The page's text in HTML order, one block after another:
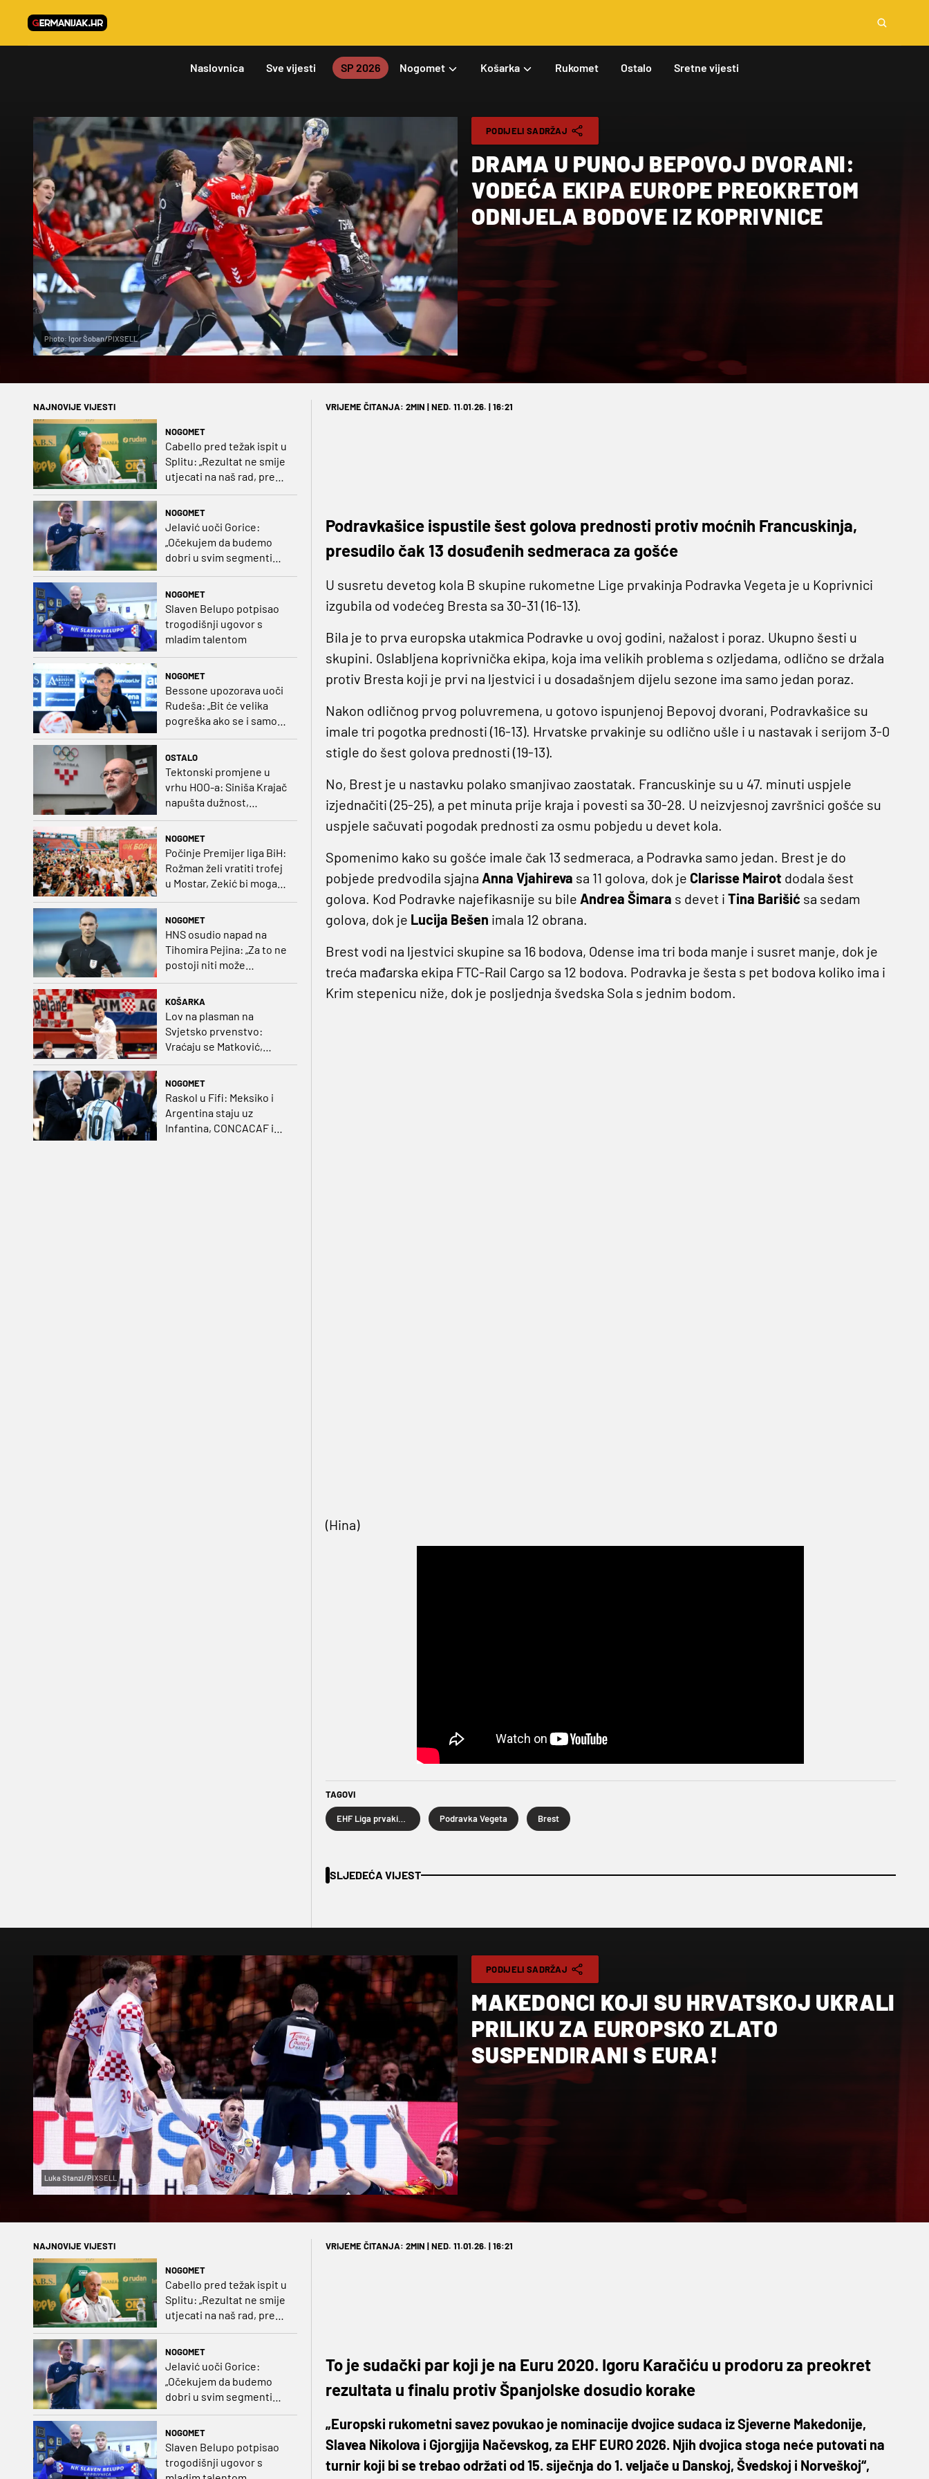
Naslovnica Sve vijesti SP 2026 Nogomet Košarka Rukomet Ostalo Sretne vijesti
Photo: Igor Šoban/PIXSELL
PODIJELI SADRŽAJ
DRAMA U PUNOJ BEPOVOJ DVORANI:
VODEĆA EKIPA EUROPE PREOKRETOM
ODNIJELA BODOVE IZ KOPRIVNICE
NAJNOVIJE VIJESTI
NOGOMET
Cabello pred težak ispit u
Splitu: „Rezultat ne smije
utjecati na naš rad, pred
NOGOMET
Jelavić uoči Gorice:
„Očekujem da budemo
dobri u svim segmentima
NOGOMET
Slaven Belupo potpisao
trogodišnji ugovor s
mladim talentom
NOGOMET
Bessone upozorava uoči
Rudeša: „Bit će velika
pogreška ako se i samo
malo opustimo“
OSTALO
Tektonski promjene u
vrhu HOO-a: Siniša Krajač
napušta dužnost,
NOGOMET
Počinje Premijer liga BiH:
Rožman želi vratiti trofej
u Mostar, Zekić bi mogao
NOGOMET
HNS osudio napad na
Tihomira Pejina: „Za to ne
postoji niti može
postojati opravdanje”
KOŠARKA
Lov na plasman na
Svjetsko prvenstvo:
Vraćaju se Matković,
NOGOMET
Raskol u Fifi: Meksiko i
Argentina staju uz
Infantina, CONCACAF i
VRIJEME ČITANJA: 2MIN | NED. 11.01.26. | 16:21
Podravkašice ispustile šest golova prednosti protiv moćnih Francuskinja,
presudilo čak 13 dosuđenih sedmeraca za gošće
U susretu devetog kola B skupine rukometne Lige prvakinja Podravka Vegeta je u Koprivnici
izgubila od vodećeg Bresta sa 30-31 (16-13).
Bila je to prva europska utakmica Podravke u ovoj godini, nažalost i poraz. Ukupno šesti u
skupini. Oslabljena koprivnička ekipa, koja ima velikih problema s ozljedama, odlično se držala
protiv Bresta koji je prvi na ljestvici i u dosadašnjem dijelu sezone ima samo jedan poraz.
Nakon odličnog prvog poluvremena, u gotovo ispunjenoj Bepovoj dvorani, Podravkašice su
imale tri pogotka prednosti (16-13). Hrvatske prvakinje su odlično ušle i u nastavak i serijom 3-0
stigle do šest golova prednosti (19-13).
No, Brest je u nastavku polako smanjivao zaostatak. Francuskinje su u 47. minuti uspjele
izjednačiti (25-25), a pet minuta prije kraja i povesti sa 30-28. U neizvjesnoj završnici gošće su
uspjele sačuvati pogodak prednosti za osmu pobjedu u devet kola.
Spomenimo kako su gošće imale čak 13 sedmeraca, a Podravka samo jedan. Brest je do
pobjede predvodila sjajna Anna Vjahireva sa 11 golova, dok je Clarisse Mairot dodala šest
golova. Kod Podravke najefikasnije su bile Andrea Šimara s devet i Tina Barišić sa sedam
golova, dok je Lucija Bešen imala 12 obrana.
Brest vodi na ljestvici skupine sa 16 bodova, Odense ima tri boda manje i susret manje, dok je
treća mađarska ekipa FTC-Rail Cargo sa 12 bodova. Podravka je šesta s pet bodova koliko ima i
Krim stepenicu niže, dok je posljednja švedska Sola s jednim bodom.
(Hina)
TAGOVI
EHF Liga prvakinja Podravka Vegeta Brest
SLJEDEĆA VIJEST
Luka Stanzl/PIXSELL
PODIJELI SADRŽAJ
MAKEDONCI KOJI SU HRVATSKOJ UKRALI
PRILIKU ZA EUROPSKO ZLATO
SUSPENDIRANI S EURA!
NAJNOVIJE VIJESTI
NOGOMET
Cabello pred težak ispit u
Splitu: „Rezultat ne smije
utjecati na naš rad, pred
nama je dugo prvenstvo“
NOGOMET
Jelavić uoči Gorice:
„Očekujem da budemo
dobri u svim segmentima
NOGOMET
Slaven Belupo potpisao
trogodišnji ugovor s
VRIJEME ČITANJA: 2MIN | NED. 11.01.26. | 16:21
To je sudački par koji je na Euru 2020. Igoru Karačiću u prodoru za preokret
rezultata u finalu protiv Španjolske dosudio korake
„Europski rukometni savez povukao je nominacije dvojice sudaca iz Sjeverne Makedonije,
Slavea Nikolova i Gjorgjija Načevskog, za EHF EURO 2026. Njih dvojica stoga neće putovati na
turnir koji bi se trebao održati od 15. siječnja do 1. veljače u Danskoj, Švedskoj i Norveškoj“,